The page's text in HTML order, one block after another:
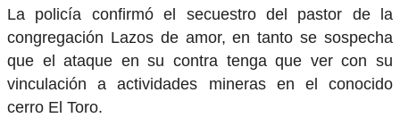
La policía confirmó el secuestro del pastor de la
congregación Lazos de amor, en tanto se sospecha
que el ataque en su contra tenga que ver con su
vinculación a actividades mineras en el conocido
cerro El Toro.